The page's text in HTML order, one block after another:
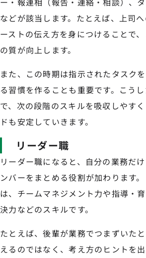
などが該当します。たとえば、上司
ーストの伝え方を身につけることで
の質が向上します。
また、この時期は指示されたタスク
る習慣を作ることも重要です。こう
で、次の段階のスキルを吸収しやす
ドも安定していきます。
リーダー職
リーダー職になると、自分の業務だ
ンバーをまとめる役割が加わります
は、チームマネジメント力や指導・
決力などのスキルです。
たとえば、後輩が業務でつまずいた
えるのではなく、考え方のヒントを